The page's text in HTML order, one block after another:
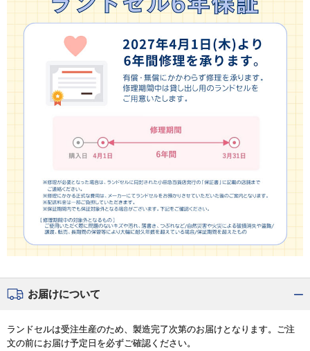
お届けについて
ランドセルは受注生産のため、製造完了次第のお届けとなります。ご注
文の前にお届け予定日を必ずご確認ください。